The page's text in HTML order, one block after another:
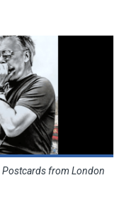
Postcards from London